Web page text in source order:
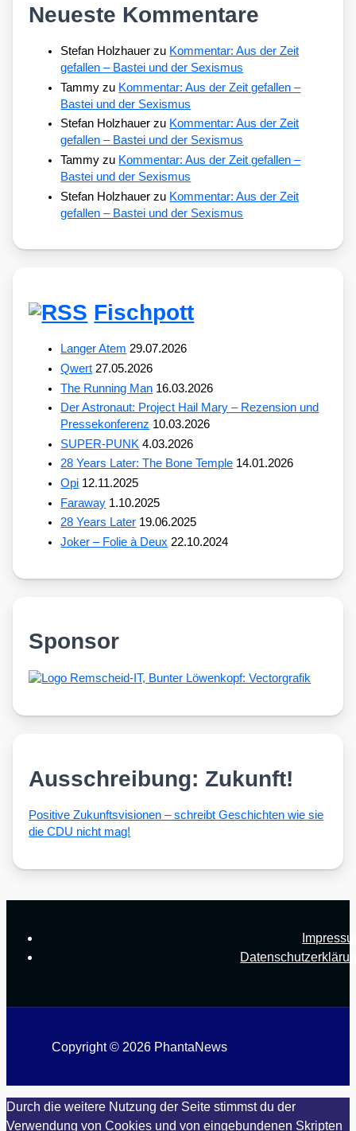
Neueste Kommentare
Stefan Holzhauer zu Kommentar: Aus der Zeit
gefallen – Bastei und der Sexismus
Tammy zu Kommentar: Aus der Zeit gefallen –
Bastei und der Sexismus
Stefan Holzhauer zu Kommentar: Aus der Zeit
gefallen – Bastei und der Sexismus
Tammy zu Kommentar: Aus der Zeit gefallen –
Bastei und der Sexismus
Stefan Holzhauer zu Kommentar: Aus der Zeit
gefallen – Bastei und der Sexismus
Fischpott
Langer Atem 29.07.2026
Qwert 27.05.2026
The Running Man 16.03.2026
Der Astronaut: Project Hail Mary – Rezension und
Pressekonferenz 10.03.2026
SUPER-PUNK 4.03.2026
28 Years Later: The Bone Temple 14.01.2026
Opi 12.11.2025
Faraway 1.10.2025
28 Years Later 19.06.2025
Joker – Folie à Deux 22.10.2024
Sponsor
Ausschreibung: Zukunft!
Posi­ti­ve Zukunfts­vi­sio­nen – schreibt Geschich­ten wie sie
die CDU nicht mag!
Copyright © 2026 PhantaNews
Durch die weitere Nutzung der Seite stimmst du der
Verwendung von Cookies und von eingebundenen Skripten